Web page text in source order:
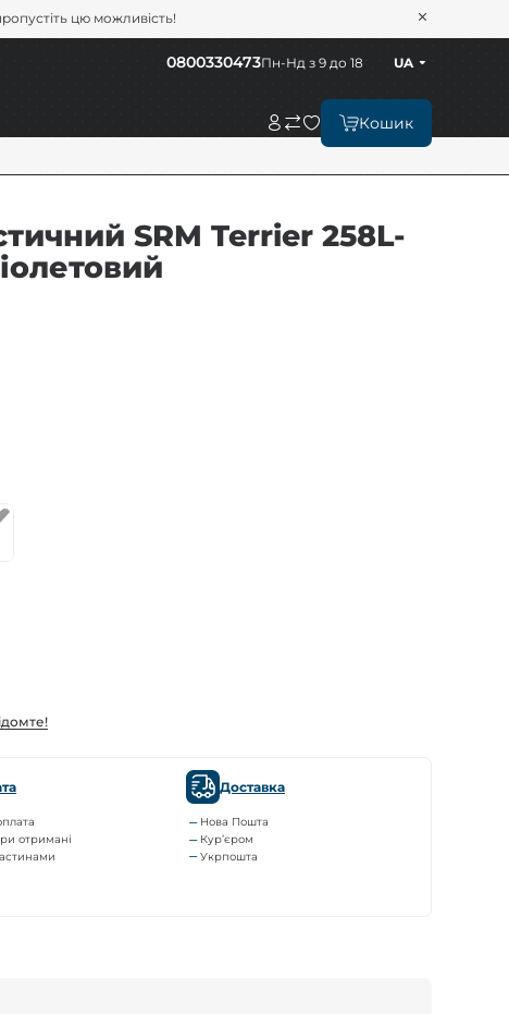
цю можливість!
Кошик
Пн-Нд з 9 до 18
0800330473 UA
SRM Terrier 258L-
отримані
Доставка
Нова Пошта
Кур’єром
Укрпошта